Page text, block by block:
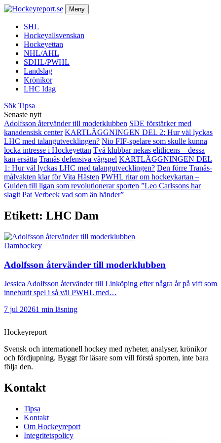
Meny
SHL
Hockeyallsvenskan
Hockeyettan
NHL/AHL
SDHL/PWHL
Landslag
Krönikor
LHC Idag
Sök Tipsa
Senaste nytt
Adolfsson återvänder till moderklubben SDE förstärker med
kanadensisk center KARTLÄGGNINGEN DEL 2: Hur väl lyckas
LHC med talangutvecklingen? Nio FIF-spelare som skulle kunna
locka intresse i Hockeyettan Två klubbar nekas elitlicens – dessa
kan ersätta Tranås defensiva vågspel KARTLÄGGNINGEN DEL
1: Hur väl lyckas LHC med talangutvecklingen? Den förre Tranås-
målvakten klar för Vita Hästen PWHL ritar om hockeykartan –
Guiden till ligan som revolutionerar sporten ”Leo Carlssons har
slagit Pat Verbeek vad som än händer”
Etikett: LHC Dam
Damhockey
Adolfsson återvänder till moderklubben
Jessica Adolfsson återvänder till Linköping efter några år på vift som
inneburit spel i så väl PWHL med…
7 jul 20261 min läsning
Hockeyreport
Svensk och internationell hockey med nyheter, analyser, krönikor
och fördjupning. Byggt för läsare som vill förstå sporten, inte bara
följa den.
Kontakt
Tipsa
Kontakt
Om Hockeyreport
Integritetspolicy